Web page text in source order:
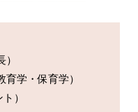
学・保育学）